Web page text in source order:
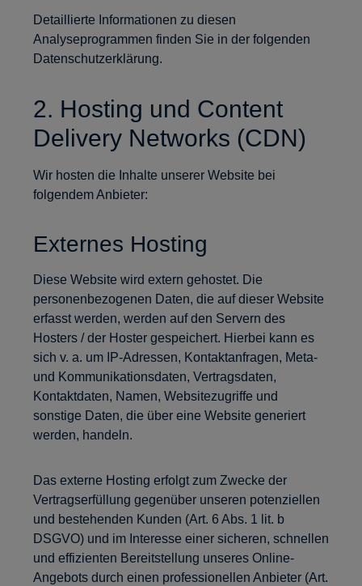
Detaillierte Informationen zu diesen
Analyseprogrammen finden Sie in der folgenden
Datenschutzerklärung.
2. Hosting und Content
Delivery Networks (CDN)
Wir hosten die Inhalte unserer Website bei
folgendem Anbieter:
Externes Hosting
Diese Website wird extern gehostet. Die
personenbezogenen Daten, die auf dieser Website
erfasst werden, werden auf den Servern des
Hosters / der Hoster gespeichert. Hierbei kann es
sich v. a. um IP-Adressen, Kontaktanfragen, Meta-
und Kommunikationsdaten, Vertragsdaten,
Kontaktdaten, Namen, Websitezugriffe und
sonstige Daten, die über eine Website generiert
werden, handeln.
Das externe Hosting erfolgt zum Zwecke der
Vertragserfüllung gegenüber unseren potenziellen
und bestehenden Kunden (Art. 6 Abs. 1 lit. b
DSGVO) und im Interesse einer sicheren, schnellen
und effizienten Bereitstellung unseres Online-
Angebots durch einen professionellen Anbieter (Art.